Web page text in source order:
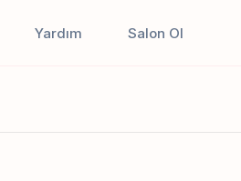
Yardım Salon Ol